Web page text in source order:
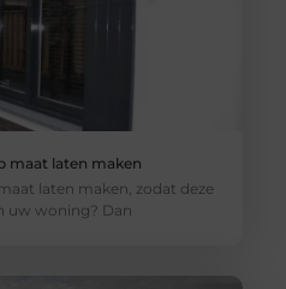
maat laten maken
laten maken, zodat deze
uw woning? Dan